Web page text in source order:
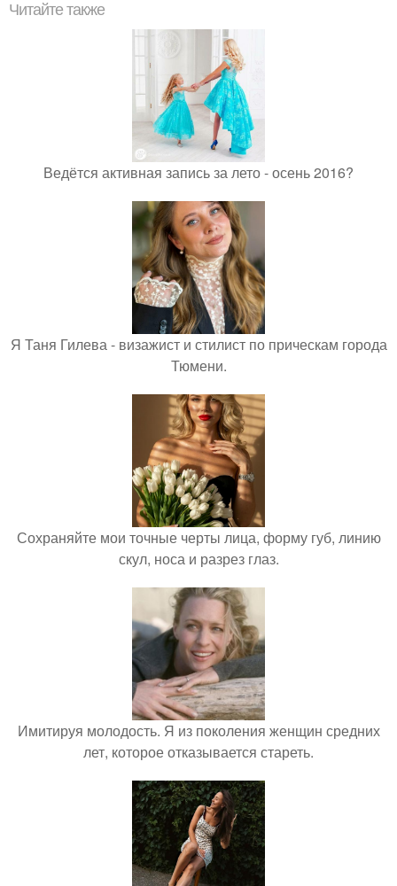
Читайте также
Ведётся активная запись за лето - осень 2016?
Я Таня Гилева - визажист и стилист по прическам города
Тюмени.
Сохраняйте мои точные черты лица, форму губ, линию
скул, носа и разрез глаз.
Имитируя молодость. Я из поколения женщин средних
лет, которое отказывается стареть.